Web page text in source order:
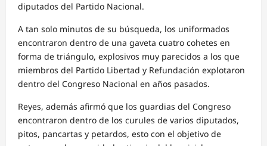
diputados del Partido Nacional.
A tan solo minutos de su búsqueda, los uniformados
encontraron dentro de una gaveta cuatro cohetes en
forma de triángulo, explosivos muy parecidos a los que
miembros del Partido Libertad y Refundación explotaron
dentro del Congreso Nacional en años pasados.
Reyes, además afirmó que los guardias del Congreso
encontraron dentro de los curules de varios diputados,
pitos, pancartas y petardos, esto con el objetivo de